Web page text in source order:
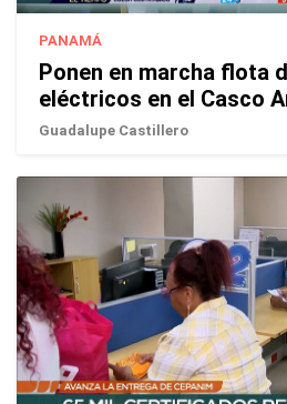
PANAMÁ
Ponen en marcha flota
eléctricos en el Casco
Guadalupe Castillero